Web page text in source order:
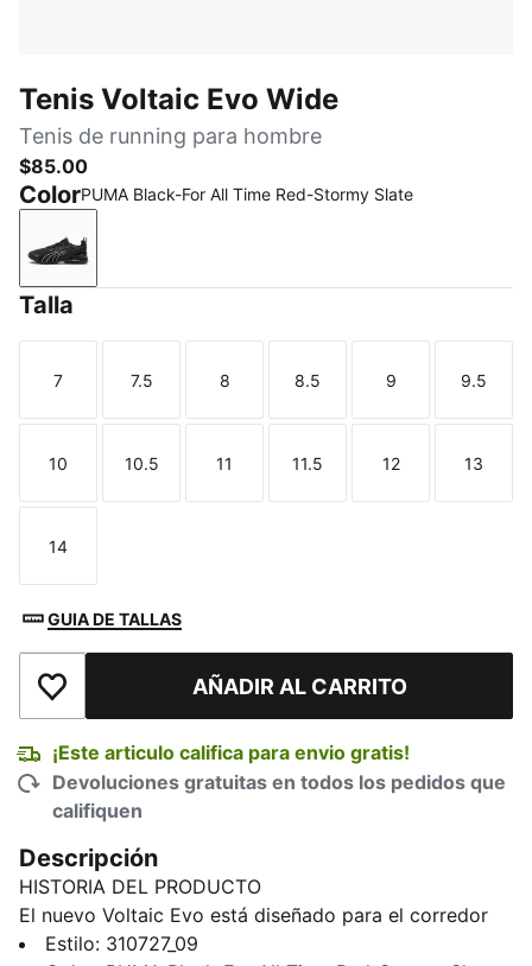
Tenis Voltaic Evo Wide
Tenis de running para hombre
$85.00
ColorPUMA Black-For All Time Red-Stormy Slate
PUMA Black-For All Time Red-Stormy Slate
Talla
Talla
7
Talla
7.5
Talla
8
Talla
8.5
Talla
9
Talla
9.5
Talla
10
Talla
10.5
Talla
11
Talla
11.5
Talla
12
Talla
13
Talla
14
GUIA DE TALLAS
Añadir a la lista de deseosAÑADIR AL CARRITO
¡Este articulo califica para envio gratis!
Devoluciones gratuitas en todos los pedidos que
califiquen
Descripción
HISTORIA DEL PRODUCTO
El nuevo Voltaic Evo está diseñado para el corredor
que quiere comodidad y tracción sin sacrificar estilo.
Estilo: 310727_09